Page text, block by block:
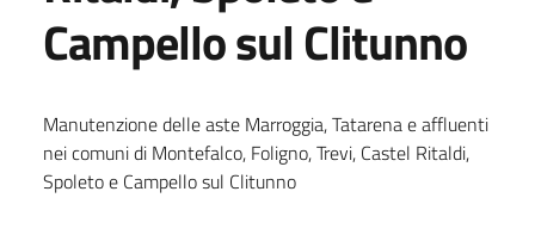
Campello sul Clitunno
Manutenzione delle aste Marroggia, Tatarena e affluenti
nei comuni di Montefalco, Foligno, Trevi, Castel Ritaldi,
Spoleto e Campello sul Clitunno